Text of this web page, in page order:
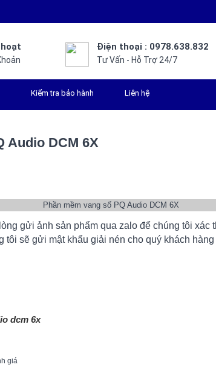
Điện thoại : 0978.638.832
Tư Vấn - Hỗ Trợ 24/7
Kiểm tra bảo hành Liên hệ
Audio DCM 6X
gửi ảnh sản phẩm qua zalo để chúng tôi xác
tôi sẽ gửi mật khẩu giải nén cho quý khách hàng
dcm 6x
giá